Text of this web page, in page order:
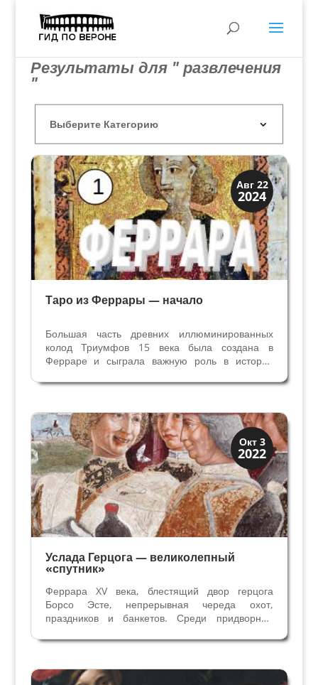
Результаты для " развлечения
"
Авг 22
2024
Династии
Мантуя и Феррара
Таро из Феррары — начало
Большая часть древних иллюминированных
колод Триумфов 15 века была создана в
Ферраре и сыграла важную роль в истории
дошло мало. Помимо Герцогства Феррары и ее
и в других...
Окт 3
2022
Династии
Мантуя и Феррара
Услада Герцога — великолепный
«спутник»
Феррара XV века, блестящий двор герцога
Борсо Эсте, непрерывная череда охот,
праздников и банкетов. Среди придворных
Теофило Кальканьини, которого называют
стало мифическим уже при...